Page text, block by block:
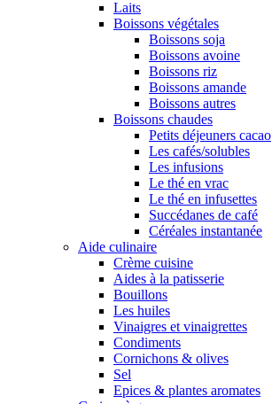
Laits
Boissons végétales
Boissons soja
Boissons avoine
Boissons riz
Boissons amande
Boissons autres
Boissons chaudes
Petits déjeuners cacao
Les cafés/solubles
Les infusions
Le thé en vrac
Le thé en infusettes
Succédanes de café
Céréales instantanée
Aide culinaire
Crème cuisine
Aides à la patisserie
Bouillons
Les huiles
Vinaigres et vinaigrettes
Condiments
Cornichons & olives
Sel
Epices & plantes aromates